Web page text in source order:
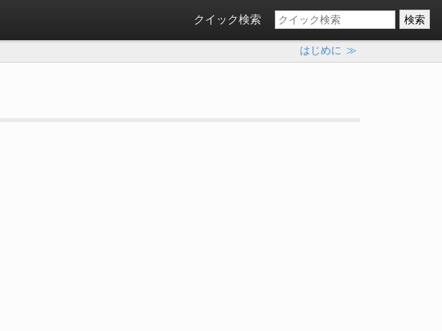
クイック検索
はじめに ≫